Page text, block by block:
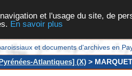
et l'usage du site, de
En savoir plus
et documents d'archives en
Atlantiques] (X) >